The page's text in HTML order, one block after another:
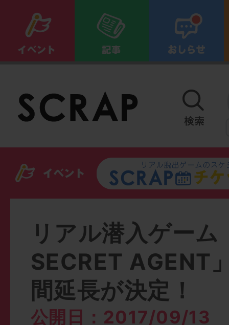
リアル潜入ゲーム
SECRET AGENT
間延長が決定！
公開日：2017/09/13